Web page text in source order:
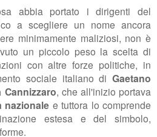
abbia portato i dirigenti del
a scegliere un nome ancora
minimamente maliziosi, non è
un piccolo peso la scelta di
con altre forze politiche, in
sociale italiano di Gaetano
Cannizzaro, che all'inizio portava
nazionale e tuttora lo comprende
estesa e del simbolo,